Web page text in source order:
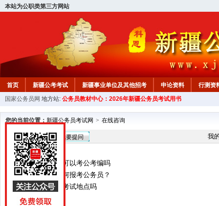
本站为公职类第三方网站
首页 新疆公考考试 新疆事业单位及其他招考 申论资料 行测资
新疆公务员行测试题 在线咨询 教材中心
国家公务员网 地方站: 公务员教材中心：2026年新疆公务员考试用书
您的当前位置： 新疆公务员考试网 > 在线咨询
在线咨询 我要提问 我
肢体残疾二级，可以考公考编吗
留学回国人员如何报考公务员？
报名完后能更改考试地点吗
基层经验问题